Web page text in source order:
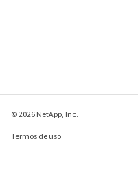
© 2026 NetApp, Inc.
Termos de uso